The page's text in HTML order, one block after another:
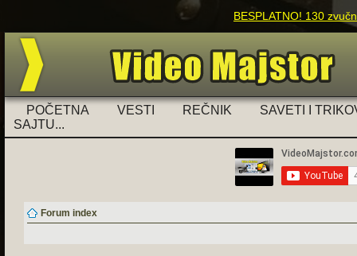
BESPLATNO! 130
POČETNA VESTI REČNIK
SAVETI I
SAJTU...
Forum index